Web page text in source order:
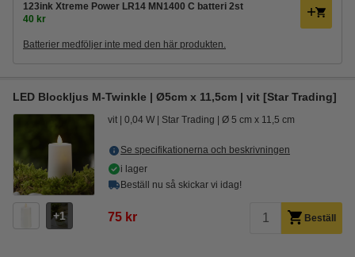
123ink Xtreme Power LR14 MN1400 C batteri 2st
40 kr
Batterier medföljer inte med den här produkten.
LED Blockljus M-Twinkle | Ø5cm x 11,5cm | vit [Star Trading]
1
vit 0,04 W Star Trading Ø 5 cm x 11,5 cm
Se specifikationerna och beskrivningen
i lager
Beställ nu så skickar vi idag!
75 kr Beställ